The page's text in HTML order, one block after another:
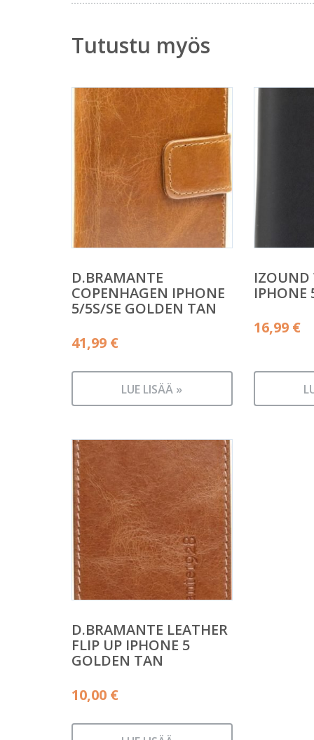
Tutustu myös
D.BRAMANTE
COPENHAGEN IPHONE
5/5S/SE GOLDEN TAN
41,99 €
LUE LISÄÄ »
IZOUND
IPHONE
16,99 €
D.BRAMANTE LEATHER
FLIP UP IPHONE 5
GOLDEN TAN
10,00 €